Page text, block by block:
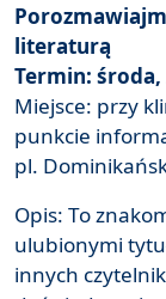
literaturą
Termin: środa,
Miejsce: przy
punkcie
pl.
Opis: To
ulubionymi
innych